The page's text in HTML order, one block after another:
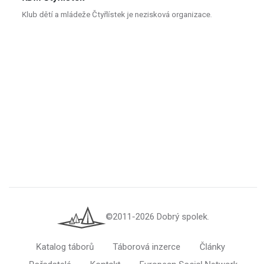
Klub dětí a mládeže Čtyřlístek je nezisková organizace.
©2011-2026 Dobrý spolek.
Katalog táborů Táborová inzerce
Články